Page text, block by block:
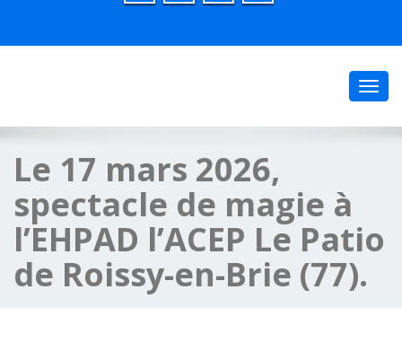
Le 17 mars 2026,
spectacle de magie à
l’EHPAD l’ACEP Le Patio
de Roissy-en-Brie (77).